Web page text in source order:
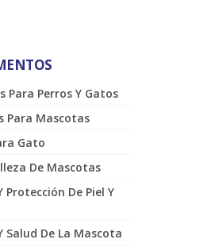
Para Perros Y Gatos
Para Mascotas
Gato
De Mascotas
Protección De Piel Y
Salud De La Mascota